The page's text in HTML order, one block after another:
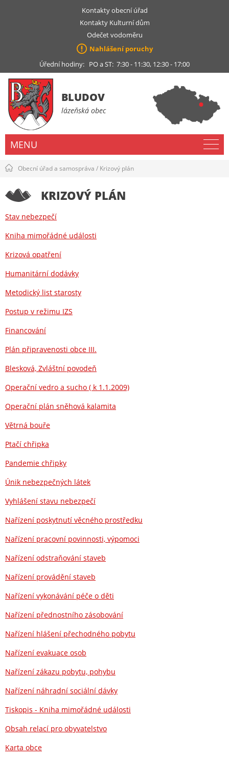
Kontakty obecní úřad
Kontakty Kulturní dům
Odečet vodoměru
Nahlášení poruchy
Úřední hodiny: PO a ST: 7:30 - 11:30, 12:30 - 17:00
BLUDOV
lázeňská obec
MENU
Obecní úřad a samospráva / Krizový plán
KRIZOVÝ PLÁN
Stav nebezpečí
Kniha mimořádné události
Krizová opatření
Humanitární dodávky
Metodický list starosty
Postup v režimu IZS
Financování
Plán připravenosti obce III.
Blesková, Zvláštní povodeň
Operační vedro a sucho ( k 1.1.2009)
Operační plán sněhová kalamita
Větrná bouře
Ptačí chřipka
Pandemie chřipky
Únik nebezpečných látek
Vyhlášení stavu nebezpečí
Nařízení poskytnutí věcného prostředku
Nařízení pracovní povinnosti, výpomoci
Nařízení odstraňování staveb
Nařízení provádění staveb
Nařízení vykonávání péče o děti
Nařízení přednostního zásobování
Nařízení hlášení přechodného pobytu
Nařízení evakuace osob
Nařízení zákazu pobytu, pohybu
Nařízení náhradní sociální dávky
Tiskopis - Kniha mimořádné události
Obsah relací pro obyvatelstvo
Karta obce